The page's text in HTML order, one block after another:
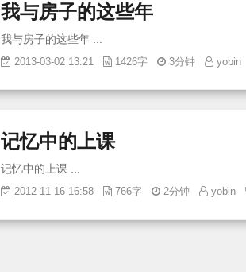
我与房子的这些年
2013-03-02 13:21 1426字 3分钟 yobin
记忆中的上课
2012-11-16 16:58 766字 2分钟 yobin